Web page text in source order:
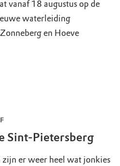
Monte Nova
Van Wijck | Sint
vanaf 18 augustus op de
waterleiding
en Hoeve
Sint-Pietersberg
zijn er weer heel wat jonkies